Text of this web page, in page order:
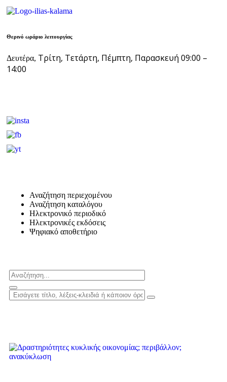
Θερινό ωράριο λειτουργίας
Δευτέρα, Τρίτη, Τετάρτη, Πέμπτη, Παρασκευή 09:00 –
14:00
Αναζήτηση περιεχομένου
Αναζήτηση καταλόγου
Ηλεκτρονικό περιοδικό
Ηλεκτρονικές εκδόσεις
Ψηφιακό αποθετήριο